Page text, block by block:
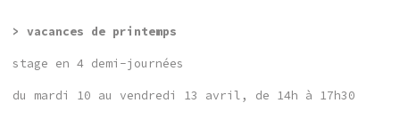
> vacances de printemps
stage en 4 demi-journées
du mardi 10 au vendredi 13 avril, de 14h à 17h30